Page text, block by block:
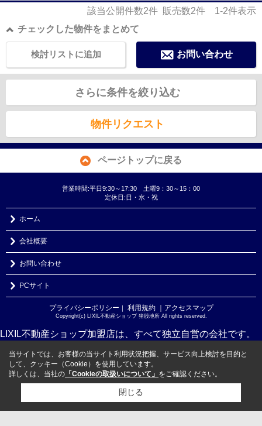
該当公開件数2件 販売数2件 1-2件表示
チェックした物件をまとめて
お問い合わせ
検討リストに追加
さらに条件を絞り込む
物件リクエスト
ページトップに戻る
営業時間:平日9:30～17:30 土曜9：30～15：00
定休日:日・水・祝
ホーム
会社概要
お問い合わせ
PCサイト
プライバシーポリシー ｜ 利用規約 ｜アクセスマップ
Copyright(c) LIXIL不動産ショップ 猪股地所 All rights reserved.
LIXIL不動産ショップ加盟店は、すべて独立自営の会社です。
当サイトでは、お客様の当サイト利用状況把握、サービス向上検討を目的と
して、クッキー（Cookie）を使用しています。
詳しくは、当社の 「Cookieの取扱いについて」 をご確認ください。
閉じる